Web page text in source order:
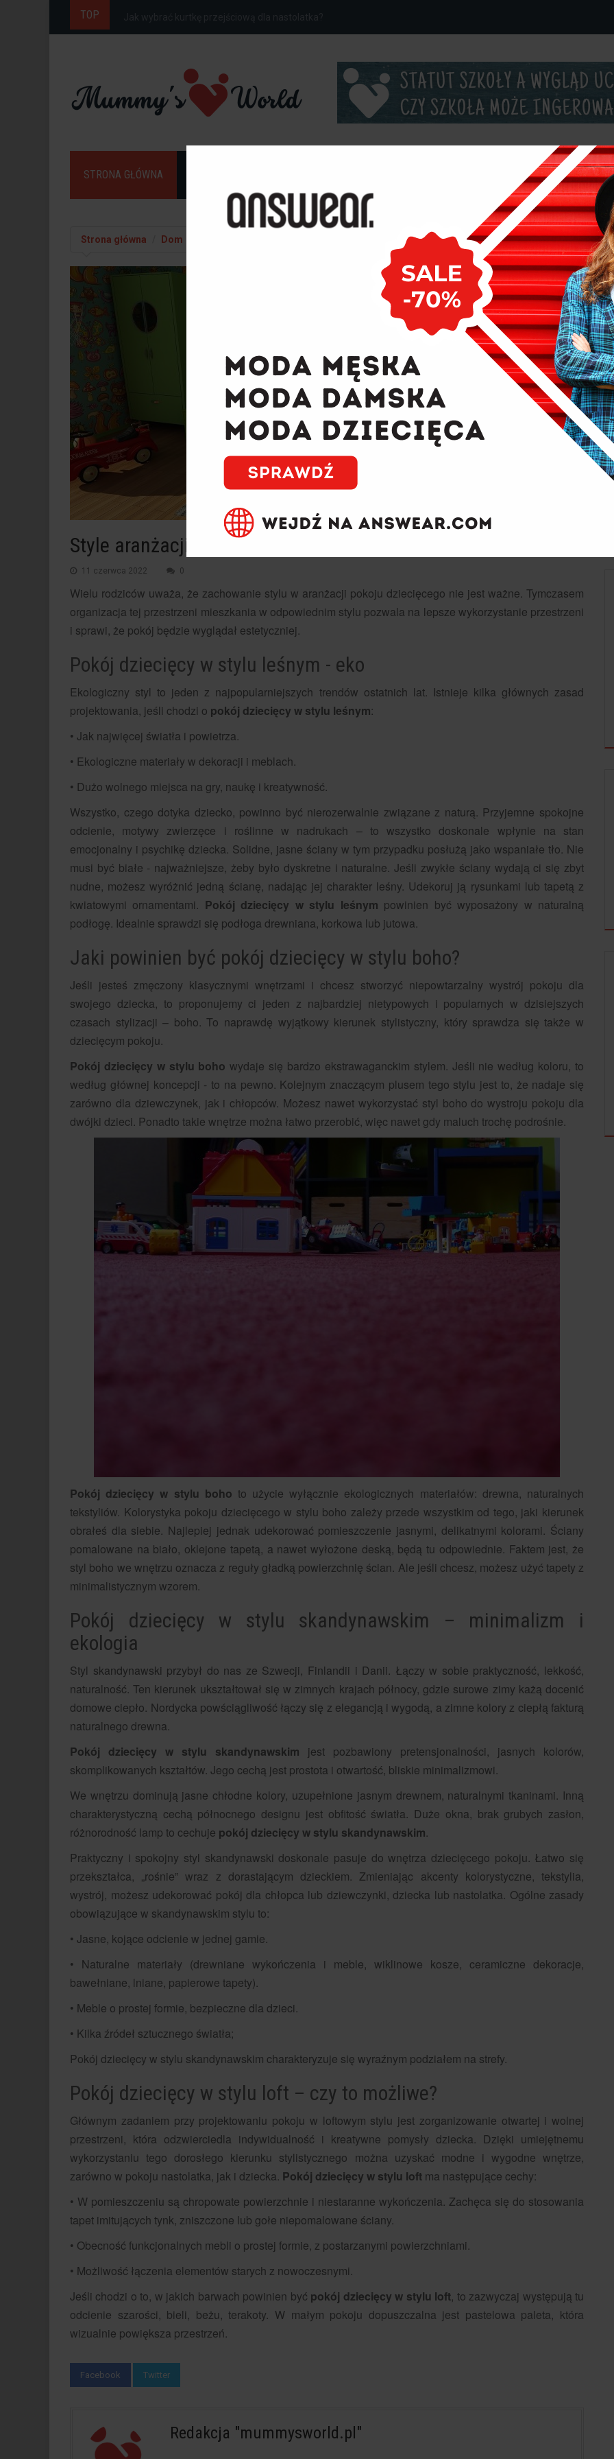
TOP
STRONA GŁÓWNA
Strona główna Dom
Style aranżacji wnętrz pokoju dla dziecka – jaki wybrać?
11 czerwca 2022 0
Wielu rodziców uważa, że zachowanie stylu w aranżacji pokoju dziecięcego nie jest ważne. Tymczasem
organizacja tej przestrzeni mieszkania w odpowiednim stylu pozwala na lepsze wykorzystanie przestrzeni
i sprawi, że pokój będzie wyglądał estetyczniej.
Pokój dziecięcy w stylu leśnym - eko
Ekologiczny styl to jeden z najpopularniejszych trendów ostatnich lat. Istnieje kilka głównych zasad
projektowania, jeśli chodzi o pokój dziecięcy w stylu leśnym:
• Jak najwięcej światła i powietrza.
• Ekologiczne materiały w dekoracji i meblach.
• Dużo wolnego miejsca na gry, naukę i kreatywność.
Wszystko, czego dotyka dziecko, powinno być nierozerwalnie związane z naturą. Przyjemne spokojne
odcienie, motywy zwierzęce i roślinne w nadrukach – to wszystko doskonale wpłynie na stan
emocjonalny i psychikę dziecka. Solidne, jasne ściany w tym przypadku posłużą jako wspaniałe tło. Nie
musi być białe - najważniejsze, żeby było dyskretne i naturalne. Jeśli zwykłe ściany wydają ci się zbyt
nudne, możesz wyróżnić jedną ścianę, nadając jej charakter leśny. Udekoruj ją rysunkami lub tapetą z
kwiatowymi ornamentami. Pokój dziecięcy w stylu leśnym powinien być wyposażony w naturalną
podłogę. Idealnie sprawdzi się podłoga drewniana, korkowa lub jutowa.
Jaki powinien być pokój dziecięcy w stylu boho?
Jeśli jesteś zmęczony klasycznymi wnętrzami i chcesz stworzyć niepowtarzalny wystrój pokoju dla
swojego dziecka, to proponujemy ci jeden z najbardziej nietypowych i popularnych w dzisiejszych
czasach stylizacji – boho. To naprawdę wyjątkowy kierunek stylistyczny, który sprawdza się także w
dziecięcym pokoju.
Pokój dziecięcy w stylu boho wydaje się bardzo ekstrawaganckim stylem. Jeśli nie według koloru, to
według głównej koncepcji - to na pewno. Kolejnym znaczącym plusem tego stylu jest to, że nadaje się
zarówno dla dziewczynek, jak i chłopców. Możesz nawet wykorzystać styl boho do wystroju pokoju dla
dwójki dzieci. Ponadto takie wnętrze można łatwo przerobić, więc nawet gdy maluch trochę podrośnie.
Pokój dziecięcy w stylu boho to użycie wyłącznie ekologicznych materiałów: drewna, naturalnych
tekstyliów. Kolorystyka pokoju dziecięcego w stylu boho zależy przede wszystkim od tego, jaki kierunek
obrałeś dla siebie. Najlepiej jednak udekorować pomieszczenie jasnymi, delikatnymi kolorami. Ściany
pomalowane na biało, oklejone tapetą, a nawet wyłożone deską, będą tu odpowiednie. Faktem jest, że
styl boho we wnętrzu oznacza z reguły gładką powierzchnię ścian. Ale jeśli chcesz, możesz użyć tapety z
minimalistycznym wzorem.
Pokój dziecięcy w stylu skandynawskim – minimalizm i
ekologia
Styl skandynawski przybył do nas ze Szwecji, Finlandii i Danii. Łączy w sobie praktyczność, lekkość,
naturalność. Ten kierunek ukształtował się w zimnych krajach północy, gdzie surowe zimy każą docenić
domowe ciepło. Nordycka powściągliwość łączy się z elegancją i wygodą, a zimne kolory z ciepłą fakturą
naturalnego drewna.
Pokój dziecięcy w stylu skandynawskim jest pozbawiony pretensjonalności, jasnych kolorów,
skomplikowanych kształtów. Jego cechą jest prostota i otwartość, bliskie minimalizmowi.
We wnętrzu dominują jasne chłodne kolory, uzupełnione jasnym drewnem, naturalnymi tkaninami. Inną
charakterystyczną cechą północnego designu jest obfitość światła. Duże okna, brak grubych zasłon,
różnorodność lamp to cechuje pokój dziecięcy w stylu skandynawskim.
Praktyczny i spokojny styl skandynawski doskonale pasuje do wnętrza dziecięcego pokoju. Łatwo się
przekształca, „rośnie” wraz z dorastającym dzieckiem. Zmieniając akcenty kolorystyczne, tekstylia,
wystrój, możesz udekorować pokój dla chłopca lub dziewczynki, dziecka lub nastolatka. Ogólne zasady
obowiązujące w skandynawskim stylu to:
• Jasne, kojące odcienie w jednej gamie.
• Naturalne materiały (drewniane wykończenia i meble, wiklinowe kosze, ceramiczne dekoracje,
bawełniane, lniane, papierowe tapety).
• Meble o prostej formie, bezpieczne dla dzieci.
• Kilka źródeł sztucznego światła;
Pokój dziecięcy w stylu skandynawskim charakteryzuje się wyraźnym podziałem na strefy.
Pokój dziecięcy w stylu loft – czy to możliwe?
Głównym zadaniem przy projektowaniu pokoju w loftowym stylu jest zorganizowanie otwartej i wolnej
przestrzeni, która odzwierciedla indywidualność i kreatywne pomysły dziecka. Dzięki umiejętnemu
wykorzystaniu tego dorosłego kierunku stylistycznego można uzyskać modne i wygodne wnętrze,
zarówno w pokoju nastolatka, jak i dziecka. Pokój dziecięcy w stylu loft ma następujące cechy:
• W pomieszczeniu są chropowate powierzchnie i niestaranne wykończenia. Zachęca się do stosowania
tapet imitujących tynk, zniszczone lub gołe niepomalowane ściany.
• Obecność funkcjonalnych mebli o prostej formie, z postarzanymi powierzchniami.
• Możliwość łączenia elementów starych z nowoczesnymi.
Jeśli chodzi o to, w jakich barwach powinien być pokój dziecięcy w stylu loft, to zazwyczaj występują tu
odcienie szarości, bieli, beżu, terakoty. W małym pokoju dopuszczalna jest pastelowa paleta, która
wizualnie powiększa przestrzeń.
Facebook Twitter
Redakcja "mummysworld.pl"
DZIECKO
STYLIZACJE CIĄŻOWE – JAK POWINNA
UBIERAĆ...